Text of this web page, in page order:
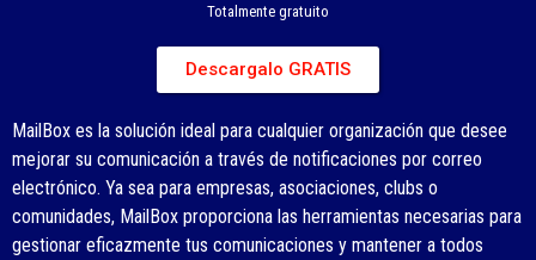
Totalmente gratuito
Descargalo GRATIS
MailBox es la solución ideal para cualquier organización que desee
mejorar su comunicación a través de notificaciones por correo
electrónico. Ya sea para empresas, asociaciones, clubs o
comunidades, MailBox proporciona las herramientas necesarias para
gestionar eficazmente tus comunicaciones y mantener a todos